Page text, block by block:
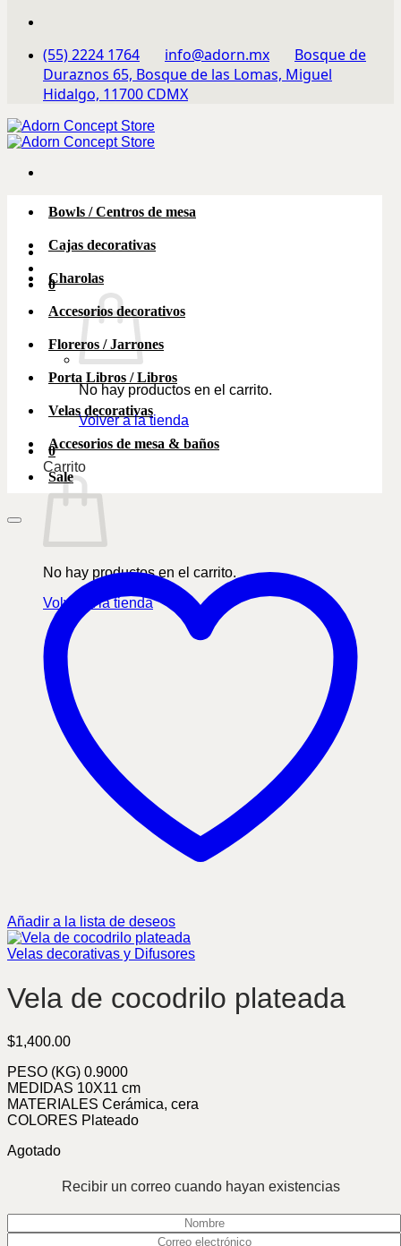
(55) 2224 1764 info@adorn.mx
Bosque de
Duraznos 65, Bosque de las Lomas, Miguel
Hidalgo, 11700 CDMX
0
No hay productos en el carrito.
Volver a la tienda
0
Carrito
No hay productos en el carrito.
Volver a la tienda
Bowls / Centros de mesa
Cajas decorativas
Charolas
Accesorios decorativos
Floreros / Jarrones
Porta Libros / Libros
Velas decorativas
Accesorios de mesa & baños
Sale
Añadir a la lista de deseos
Velas decorativas y Difusores
Vela de cocodrilo plateada
$1,400.00
PESO (KG) 0.9000
MEDIDAS 10X11 cm
MATERIALES Cerámica, cera
COLORES Plateado
Agotado
Recibir un correo cuando hayan existencias